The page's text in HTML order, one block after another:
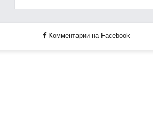
Комментарии на Facebook